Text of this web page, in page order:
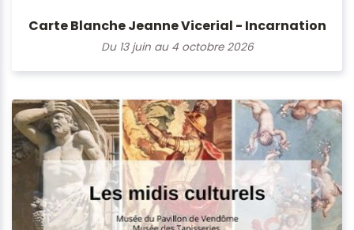
Carte Blanche Jeanne Vicerial - Incarnation
Du 13 juin au 4 octobre 2026